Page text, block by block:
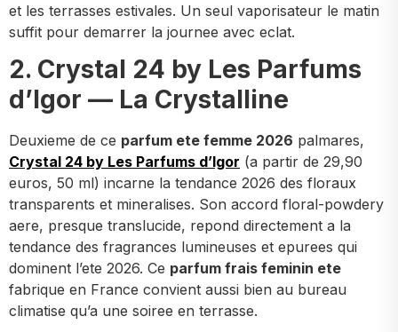
et les terrasses estivales. Un seul vaporisateur le matin
suffit pour demarrer la journee avec eclat.
2. Crystal 24 by Les Parfums
d’Igor — La Crystalline
Deuxieme de ce parfum ete femme 2026 palmares,
Crystal 24 by Les Parfums d’Igor (a partir de 29,90
euros, 50 ml) incarne la tendance 2026 des floraux
transparents et mineralises. Son accord floral-powdery
aere, presque translucide, repond directement a la
tendance des fragrances lumineuses et epurees qui
dominent l’ete 2026. Ce parfum frais feminin ete
fabrique en France convient aussi bien au bureau
climatise qu’a une soiree en terrasse.